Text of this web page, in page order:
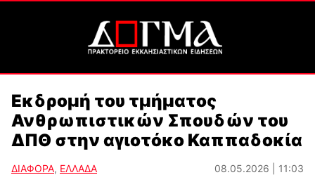
Εκδρομή του τμήματος
Ανθρωπιστικών Σπουδών του
ΔΠΘ στην αγιοτόκο Καππαδοκία
ΔΙΑΦΟΡΑ, ΕΛΛΑΔΑ 08.05.2026 | 11:03